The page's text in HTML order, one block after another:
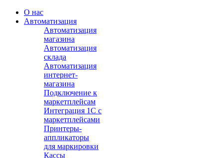
О нас
Автоматизация
Автоматизация
магазина
Автоматизация
склада
Автоматизация
интернет-
магазина
Подключение к
маркетплейсам
Интеграция 1С с
маркетплейсами
Принтеры-
аппликаторы
для маркировки
Кассы